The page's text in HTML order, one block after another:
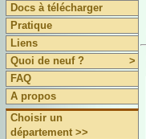
Docs à télécharger
Pratique
Liens
Quoi de neuf ?
>
FAQ
A propos
Choisir un
département >>